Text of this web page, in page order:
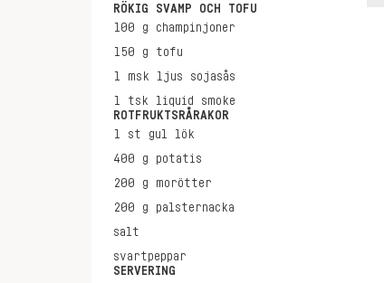
RÖKIG SVAMP OCH TOFU
100 g
champinjoner
150 g
tofu
1 msk
ljus sojasås
1 tsk
liquid smoke
ROTFRUKTSRÅRAKOR
1 st
gul lök
400 g
potatis
200 g
morötter
200 g
palsternacka
salt
svartpeppar
SERVERING